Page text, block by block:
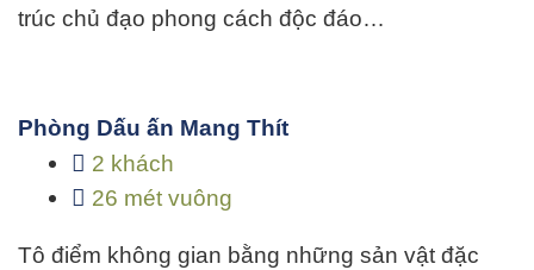
trúc chủ đạo phong cách độc đáo…
Phòng Dấu ấn Mang Thít
2 khách
26 mét vuông
Tô điểm không gian bằng những sản vật đặc